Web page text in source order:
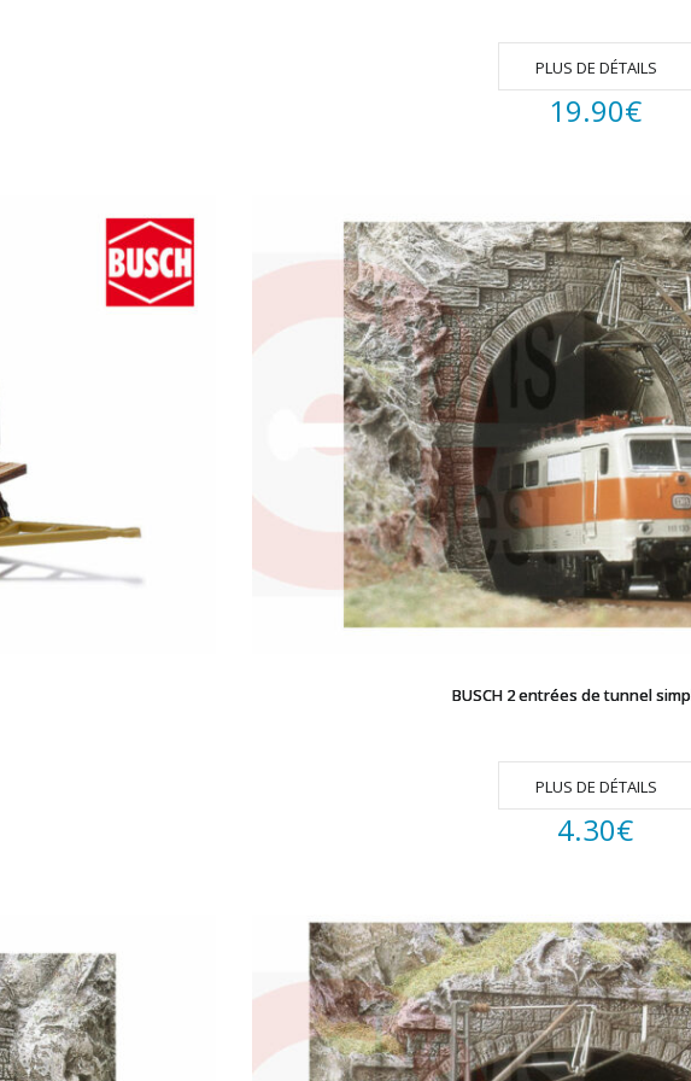
PLUS DE DÉTAILS
19.90€
BUSCH 2 entrées de tunnel
PLUS DE DÉTAILS
4.30€